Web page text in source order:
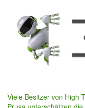
content
Viele Besitzer von High-